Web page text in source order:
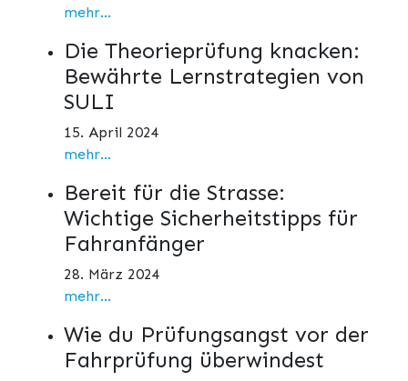
mehr...
Die Theorieprüfung knacken:
Bewährte Lernstrategien von
SULI
15. April 2024
mehr...
Bereit für die Strasse:
Wichtige Sicherheitstipps für
Fahranfänger
28. März 2024
mehr...
Wie du Prüfungsangst vor der
Fahrprüfung überwindest